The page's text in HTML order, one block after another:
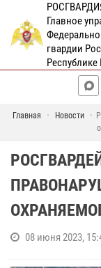
Главное
гвардии
Главная Новости
08 июня 2023,